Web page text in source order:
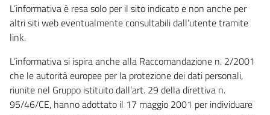
L’informativa è resa solo per il sito indicato e non anche per
altri siti web eventualmente consultabili dall’utente tramite
link.
L’informativa si ispira anche alla Raccomandazione n. 2/2001
che le autorità europee per la protezione dei dati personali,
riunite nel Gruppo istituito dall’art. 29 della direttiva n.
95/46/CE, hanno adottato il 17 maggio 2001 per individuare